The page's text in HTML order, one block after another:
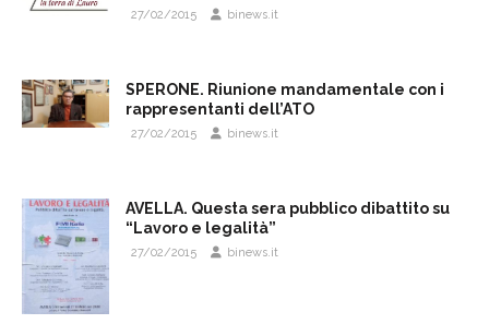
27/02/2015 binews.it
SPERONE. Riunione mandamentale con i
rappresentanti dell’ATO
27/02/2015 binews.it
AVELLA. Questa sera pubblico dibattito su
“Lavoro e legalità”
27/02/2015 binews.it